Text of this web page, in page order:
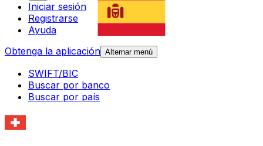
Iniciar sesión
Registrarse
Ayuda
Obtenga la aplicación Alternar menú
SWIFT/BIC
Buscar por banco
Buscar por país